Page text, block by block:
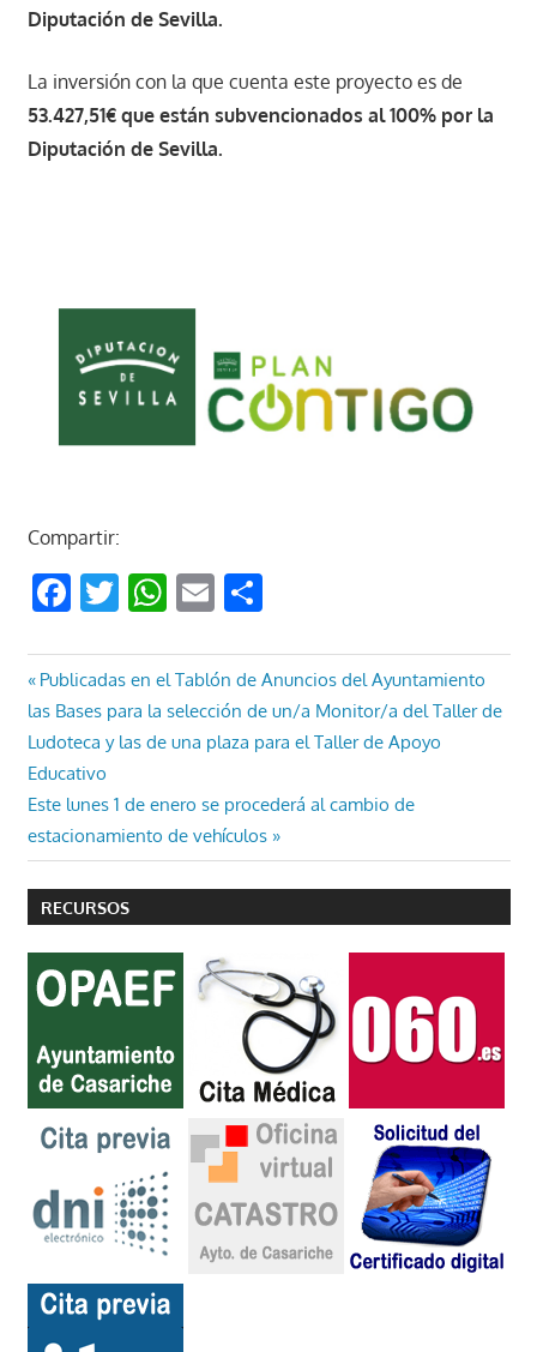
Diputación de Sevilla.
La inversión con la que cuenta este proyecto es de
53.427,51€ que están subvencionados al 100% por la
Diputación de Sevilla.
Compartir:
Facebook
Twitter
WhatsApp
EmailCompartir
Navegación
de
entradas
Entrada
anterior:
Publicadas en el Tablón de Anuncios del Ayuntamiento
las Bases para la selección de un/a Monitor/a del Taller de
Ludoteca y las de una plaza para el Taller de Apoyo
Educativo
Entrada
siguiente:
Este lunes 1 de enero se procederá al cambio de
estacionamiento de vehículos
RECURSOS